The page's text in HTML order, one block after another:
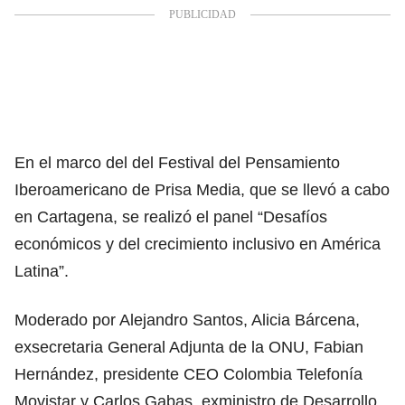
En el marco del del Festival del Pensamiento
Iberoamericano de Prisa Media, que se llevó a cabo
en Cartagena, se realizó el panel “Desafíos
económicos y del crecimiento inclusivo en América
Latina”.
Moderado por Alejandro Santos, Alicia Bárcena,
exsecretaria General Adjunta de la ONU, Fabian
Hernández, presidente CEO Colombia Telefonía
Movistar y Carlos Gabas, exministro de Desarrollo